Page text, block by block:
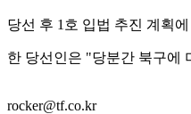
당선 후 1호 입법 추진 계획
한 당선인은 "당분간 북구에
rocker@tf.co.kr